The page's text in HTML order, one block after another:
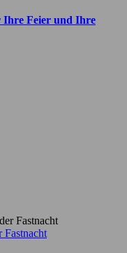
Ihre Feier und Ihre